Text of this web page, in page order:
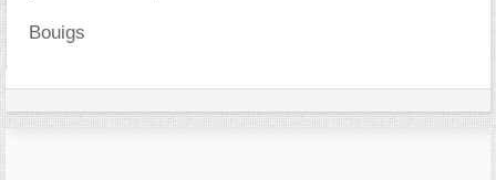
Bouigs